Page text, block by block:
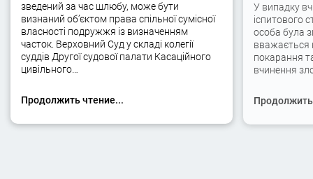
зведений за час шлюбу, може бути
визнаний об’єктом права спільної сумісної
власності подружжя із визначенням
часток. Верховний Суд у складі колегії
суддів Другої судової палати Касаційного
цивільного…
Продолжить чтение...
У випадку
іспитового
особа була
вважається
покарання
вчинення